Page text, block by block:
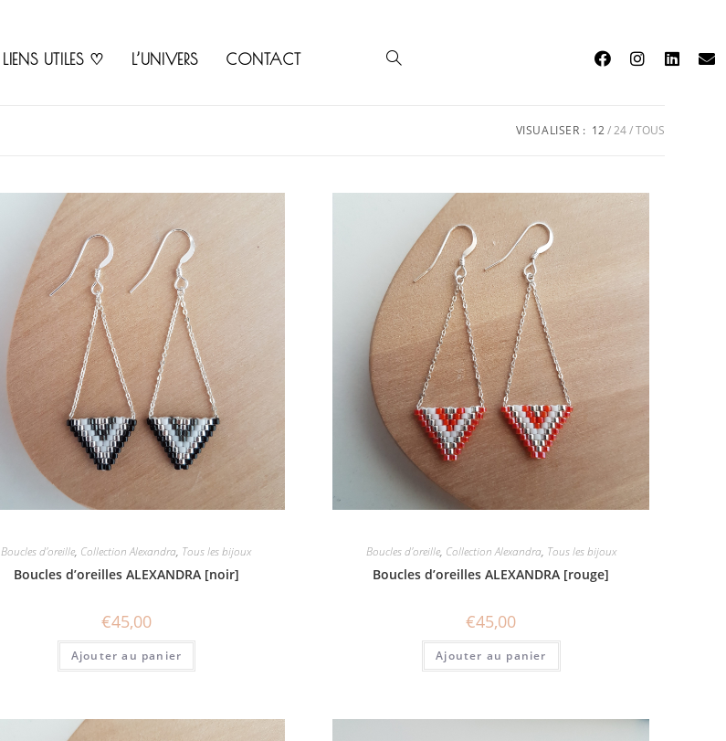
LIENS UTILES ♡ L’UNIVERS CONTACT
VISUALISER : 12 24 TOUS
Boucles d'oreille, Collection Alexandra, Tous les bijoux
Boucles d’oreilles ALEXANDRA [noir]
€45,00
Ajouter au panier
Boucles d'oreille, Collection Alexandra, Tous les bijoux
Boucles d’oreilles ALEXANDRA [rouge]
€45,00
Ajouter au panier